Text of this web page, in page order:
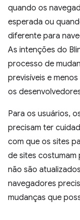
quando os
esperada ou
diferente para
As intenções do
processo de
previsíveis e
os
Para os usuários,
precisam ter
com que os sites
de sites costumam
não são
navegadores
mudanças que